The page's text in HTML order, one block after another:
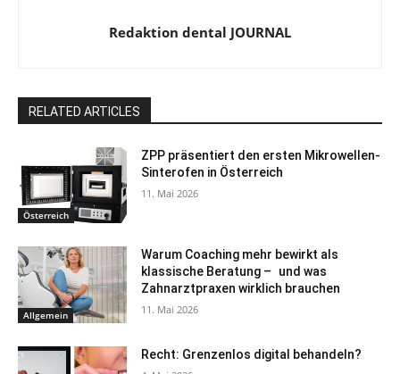
Redaktion dental JOURNAL
RELATED ARTICLES
Österreich
ZPP präsentiert den ersten Mikrowellen-
Sinterofen in Österreich
11. Mai 2026
Allgemein
Warum Coaching mehr bewirkt als
klassische Beratung – und was
Zahnarztpraxen wirklich brauchen
11. Mai 2026
Recht: Grenzenlos digital behandeln?